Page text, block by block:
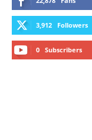
3,912 Followers
0 Subscribers